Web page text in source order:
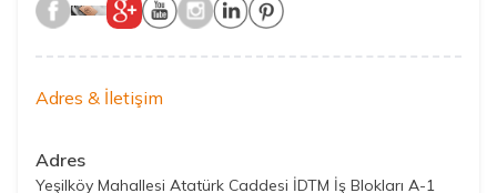
Adres & İletişim
Adres
Yeşilköy Mahallesi Atatürk Caddesi İDTM İş Blokları A-1